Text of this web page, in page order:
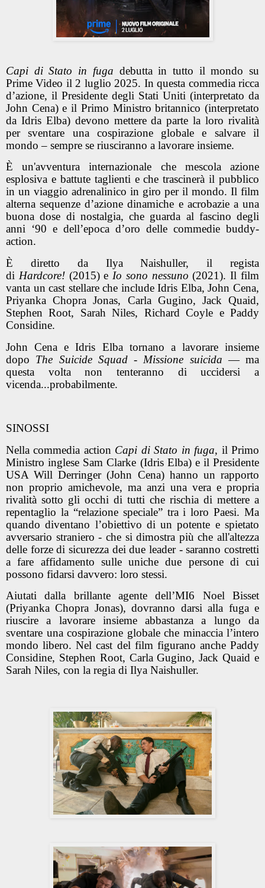
Capi di Stato in fuga debutta in tutto il mondo su
Prime Video il 2 luglio 2025. In questa commedia ricca
d’azione, il Presidente degli Stati Uniti (interpretato da
John Cena) e il Primo Ministro britannico (interpretato
da Idris Elba) devono mettere da parte la loro rivalità
per sventare una cospirazione globale e salvare il
mondo – sempre se riusciranno a lavorare insieme.
È un'avventura internazionale che mescola azione
esplosiva e battute taglienti e che trascinerà il pubblico
in un viaggio adrenalinico in giro per il mondo. Il film
alterna sequenze d’azione dinamiche e acrobazie a una
buona dose di nostalgia, che guarda al fascino degli
anni ‘90 e dell’epoca d’oro delle commedie buddy-
action.
È diretto da Ilya Naishuller, il regista
di Hardcore! (2015) e Io sono nessuno(2021). Il film
vanta un cast stellare che include Idris Elba, John Cena,
Priyanka Chopra Jonas, Carla Gugino, Jack Quaid,
Stephen Root, Sarah Niles, Richard Coyle e Paddy
Considine.
John Cena e Idris Elba tornano a lavorare insieme
dopo The Suicide Squad - Missione suicida — ma
questa volta non tenteranno di uccidersi a
vicenda...probabilmente.
SINOSSI
Nella commedia action Capi di Stato in fuga, il Primo
Ministro inglese Sam Clarke (Idris Elba) e il Presidente
USA Will Derringer (John Cena) hanno un rapporto
non proprio amichevole, ma anzi una vera e propria
rivalità sotto gli occhi di tutti che rischia di mettere a
repentaglio la “relazione speciale” tra i loro Paesi. Ma
quando diventano l’obiettivo di un potente e spietato
avversario straniero - che si dimostra più che all'altezza
delle forze di sicurezza dei due leader - saranno costretti
a fare affidamento sulle uniche due persone di cui
possono fidarsi davvero: loro stessi.
Aiutati dalla brillante agente dell’MI6 Noel Bisset
(Priyanka Chopra Jonas), dovranno darsi alla fuga e
riuscire a lavorare insieme abbastanza a lungo da
sventare una cospirazione globale che minaccia l’intero
mondo libero. Nel cast del film figurano anche Paddy
Considine, Stephen Root, Carla Gugino, Jack Quaid e
Sarah Niles, con la regia di Ilya Naishuller.